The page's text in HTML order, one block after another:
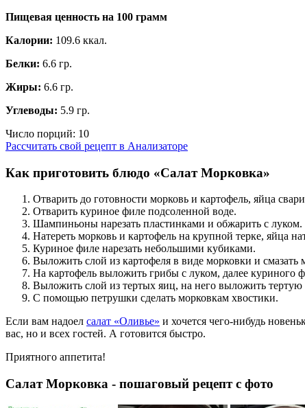
Пищевая ценность на 100 грамм
Калории: 109.6 ккал.
Белки: 6.6 гр.
Жиры: 6.6 гр.
Углеводы: 5.9 гр.
Число порций: 10
Рассчитать свой рецепт в Анализаторе
Как приготовить блюдо «Салат Морковка»
Отварить до готовности морковь и картофель, яйца
Отварить куриное филе подсоленной воде.
Шампиньоны нарезать пластинками и обжарить с луком.
Натереть морковь и картофель на крупной терке, яйца
Куриное филе нарезать небольшими кубиками.
Выложить слой из картофеля в виде морковки и смазать
На картофель выложить грибы с луком, далее куриного
Выложить слой из тертых яиц, на него выложить тертую
С помощью петрушки сделать морковкам хвостики.
Если вам надоел салат «Оливье» и хочется чего-нибудь
вас, но и всех гостей. А готовится быстро.
Приятного аппетита!
Салат Морковка - пошаговый рецепт с фото